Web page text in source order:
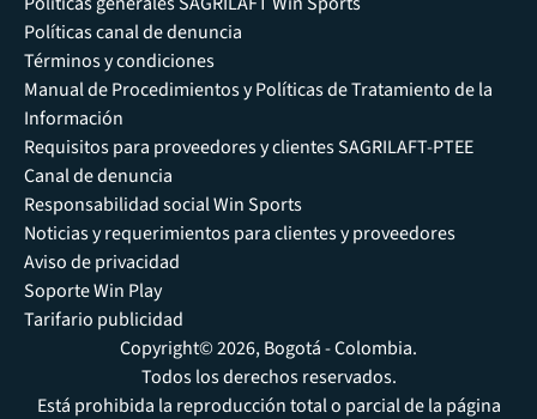
Políticas canal de denuncia
Términos y condiciones
Manual de Procedimientos y Políticas de Tratamiento de la
Información
Requisitos para proveedores y clientes SAGRILAFT-PTEE
Canal de denuncia
Responsabilidad social Win Sports
Noticias y requerimientos para clientes y proveedores
Aviso de privacidad
Soporte Win Play
Tarifario publicidad
Copyright© 2026, Bogotá - Colombia.
Todos los derechos reservados.
Está prohibida la reproducción total o parcial de la página